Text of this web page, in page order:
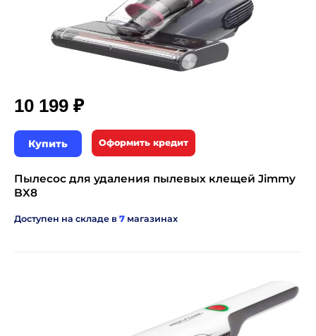
10 199 ₽
Купить Оформить кредит
Пылесос для удаления пылевых клещей Jimmy
BX8
Доступен на складе в 7 магазинах